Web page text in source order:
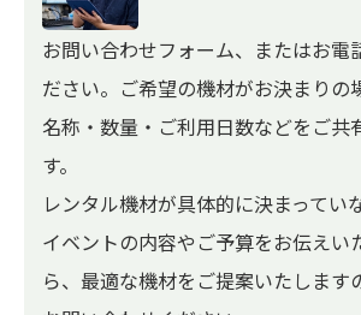
お問い合わせフォーム、またはお電
ださい。ご希望の機材がお決まりの
名称・数量・ご利用日数などをご共
す。
レンタル機材が具体的に決まってい
イベントの内容やご予算をお伝えい
ら、最適な機材をご提案いたします